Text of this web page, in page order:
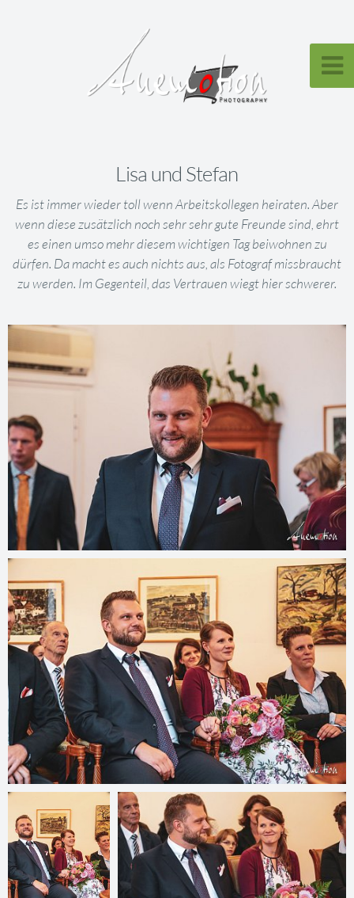
Lisa und Stefan
Es ist immer wieder toll wenn Arbeitskollegen heiraten. Aber
wenn diese zusätzlich noch sehr sehr gute Freunde sind, ehrt
es einen umso mehr diesem wichtigen Tag beiwohnen zu
dürfen. Da macht es auch nichts aus, als Fotograf missbraucht
zu werden. Im Gegenteil, das Vertrauen wiegt hier schwerer.